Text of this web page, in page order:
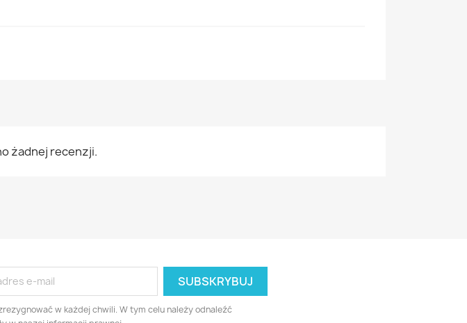
żadnej recenzji.
w każdej chwili. W tym celu należy odnaleźć